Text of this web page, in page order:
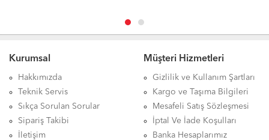
Kurumsal
Hakkımızda
Teknik Servis
Sıkça Sorulan Sorular
Sipariş Takibi
İletişim
Müşteri Hizmetleri
Gizlilik ve Kullanım Şartları
Kargo ve Taşıma Bilgileri
Mesafeli Satış Sözleşmesi
İptal Ve İade Koşulları
Banka Hesaplarımız